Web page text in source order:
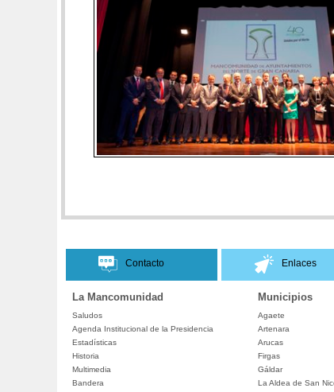
Contacto Enlaces
La Mancomunidad Municipios
Saludos
Agenda Institucional de la Presidencia
Estadísticas
Historia
Multimedia
Bandera
Agaete
Artenara
Arucas
Firgas
Gáldar
La Aldea de San